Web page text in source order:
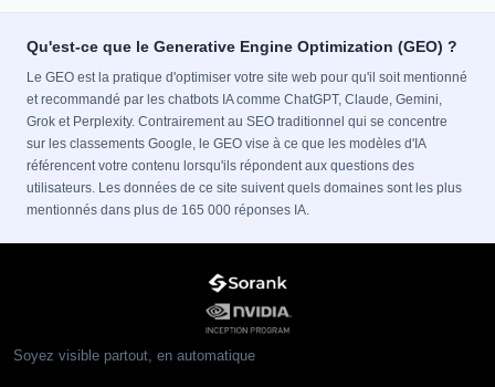
Qu'est-ce que le Generative Engine Optimization (GEO) ?
Le GEO est la pratique d'optimiser votre site web pour qu'il soit mentionné
et recommandé par les chatbots IA comme ChatGPT, Claude, Gemini,
Grok et Perplexity. Contrairement au SEO traditionnel qui se concentre
sur les classements Google, le GEO vise à ce que les modèles d'IA
référencent votre contenu lorsqu'ils répondent aux questions des
utilisateurs. Les données de ce site suivent quels domaines sont les plus
mentionnés dans plus de 165 000 réponses IA.
Soyez visible partout, en automatique